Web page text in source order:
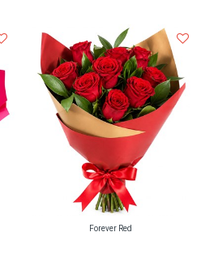
Forever Red